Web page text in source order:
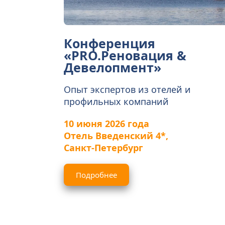
Конференция
«PRO.Реновация &
Девелопмент»
Опыт экспертов из отелей и
профильных компаний
10 июня 2026 года
Отель Введенский 4*,
Санкт-Петербург
Подробнее